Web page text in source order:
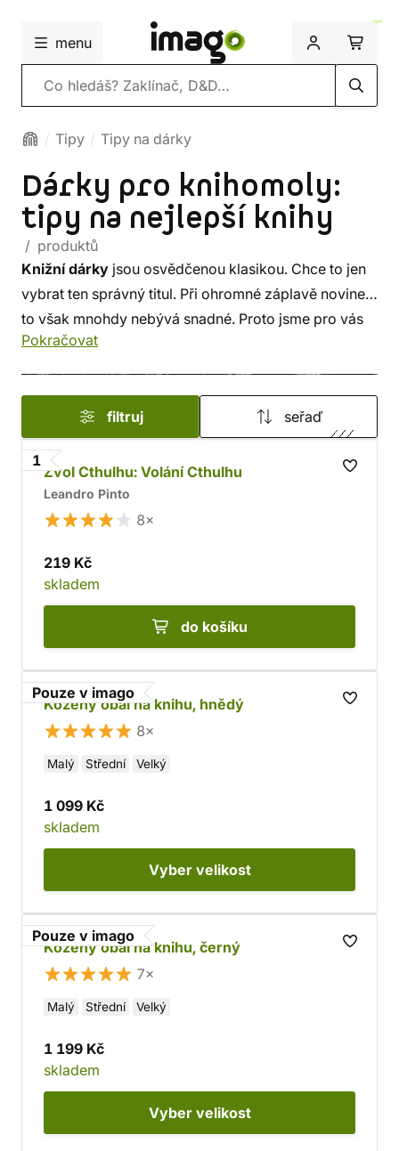
menu
Vyhledávání
Tipy Tipy na dárky
Dárky pro knihomoly:
tipy na nejlepší knihy
/ produktů
Knižní dárky jsou osvědčenou klasikou. Chce to jen
vybrat ten správný titul. Při ohromné záplavě novinek
to však mnohdy nebývá snadné. Proto jsme pro vás
vybrali tynejlepší knihy
díla pro fajnšmekry.Filmovéaherní fanouškyjejich
oblíbeným světem provedou
obrazoví průvodci
a milovnícikomiksusi taky přijdou na své.
Pokračovat
filtruj seřaď
1
Zvol Cthulhu: Volání Cthulhu
Leandro Pinto
8×
219 Kč
skladem
do košíku
Pouze v imago
Kožený obal na knihu, hnědý
8×
Malý Střední Velký
1 099 Kč
skladem
Vyber velikost
Pouze v imago
Kožený obal na knihu, černý
7×
Malý Střední Velký
1 199 Kč
skladem
Vyber velikost